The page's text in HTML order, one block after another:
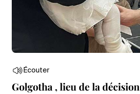
Écouter
Golgotha , lieu de la décision